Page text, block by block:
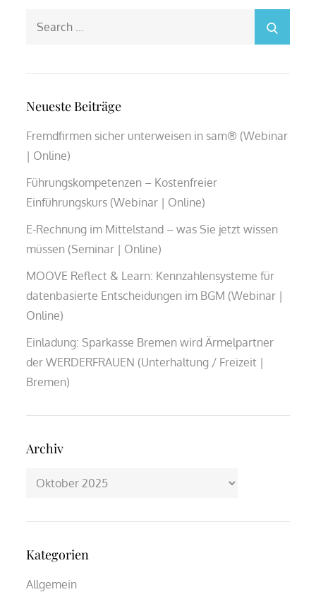
Neueste Beiträge
Fremdfirmen sicher unterweisen in sam® (Webinar
| Online)
Führungskompetenzen – Kostenfreier
Einführungskurs (Webinar | Online)
E-Rechnung im Mittelstand – was Sie jetzt wissen
müssen (Seminar | Online)
MOOVE Reflect & Learn: Kennzahlensysteme für
datenbasierte Entscheidungen im BGM (Webinar |
Online)
Einladung: Sparkasse Bremen wird Ärmelpartner
der WERDERFRAUEN (Unterhaltung / Freizeit |
Bremen)
Archiv
Archiv
Kategorien
Allgemein